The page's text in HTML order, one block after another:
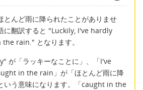
とんど雨に降られたことがありませ
に翻訳すると "Luckily, I've hardly
rain." となります。
が「ラッキーなことに」、「I've
in the rain」が「ほとんど雨に降
いう意味になります。「caught in the